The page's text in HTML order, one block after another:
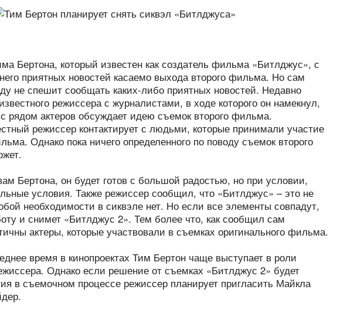
Бертона, который известен как создатель фильма «Битлджус», с
приятных новостей касаемо выхода второго фильма. Но сам
не спешит сообщать каких-либо приятных новостей. Недавно
режиссера с журналистами, в ходе которого он намекнул,
рядом актеров обсуждает идею съемок второго фильма.
режиссер контактирует с людьми, которые принимали участие
Однако пока ничего определенного по поводу съемок второго
Бертона, он будет готов с большой радостью, но при условии,
условия. Также режиссер сообщил, что «Битлджус» – это не
необходимости в сиквэле нет. Но если все элементы совпадут,
и снимет «Битлджус 2». Тем более что, как сообщил сам
актеры, которые участвовали в съемках оригинального фильма.
время в кинопроектах Тим Бертон чаще выступает в роли
Однако если решение от съемках «Битлджус 2» будет
в съемочном процессе режиссер планирует пригласить Майкла